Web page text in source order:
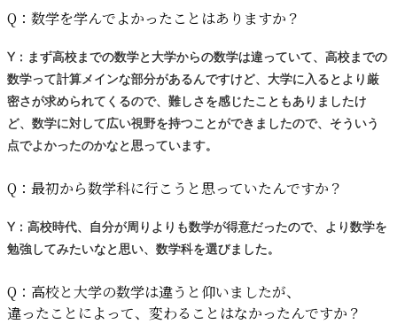
Q： 数学を学んでよかったことはありますか？
Y：まず高校までの数学と大学からの数学は違っていて、高校までの
数学って計算メインな部分があるんですけど、大学に入るとより厳
密さが求められてくるので、難しさを感じたこともありましたけ
ど、数学に対して広い視野を持つことができましたので、そういう
点でよかったのかなと思っています。
Q： 最初から数学科に行こうと思っていたんですか？
Y：高校時代、自分が周りよりも数学が得意だったので、より数学を
勉強してみたいなと思い、数学科を選びました。
Q： 高校と大学の数学は違うと仰いましたが、
違ったことによって、 変わることはなかったんですか？